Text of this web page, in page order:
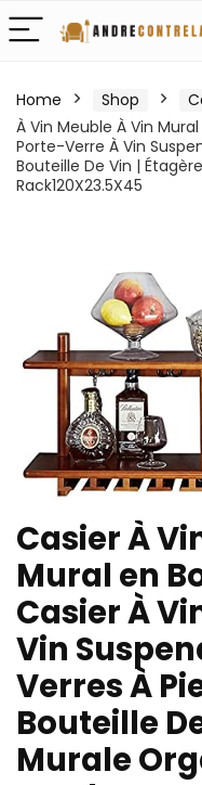
Home Shop
À Vin Meuble À Vin
Porte-Verre À Vin
Bouteille De Vin |
Rack120X23.5X45
Casier À
Mural en
Casier À
Vin
Verres À
Bouteille
Murale